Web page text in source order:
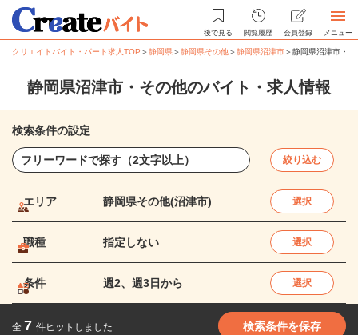
後で見る 閲覧履歴 会員登録 メニュー
クリエイトバイト・パート求人TOP ＞静岡県＞静岡県その他＞静岡県沼津市＞静岡県沼津市・
静岡県沼津市・その他のバイト・求人情報
検索条件の設定
絞り込む
エリア 静岡県その他(沼津市) 選択
職種 指定しない 選択
条件 週2、週3日から 選択
全 7 件ヒットしました 検索条件を保存